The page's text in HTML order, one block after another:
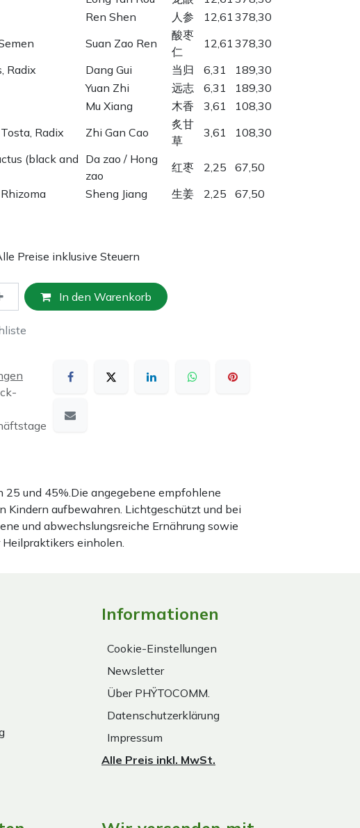
Ren Shen 人参 12,61 378,30
Suan Zao Ren
酸枣
仁
12,61 378,30
Radix
Dang Gui 当归 6,31
189,30
Yuan Zhi 远志 6,31
189,30
Mu Xiang 木香 3,61
108,30
Radix
Zhi Gan Cao
炙甘
草
3,61
108,30
(black and Da zao / Hong
zao
红枣 2,25
67,50
Sheng Jiang 生姜 2,25 67,50
Preise inklusive Steuern
In den Warenkorb
und 45%.Die angegebene empfohlene
aufbewahren. Lichtgeschützt und bei
und abwechslungsreiche Ernährung sowie
Heilpraktikers einholen.
Informationen
Cookie-Einstellungen
Newsletter
Über PHŸTOCOMM.
Datenschutzerklärung
Impressum
Alle Preis inkl. MwSt.